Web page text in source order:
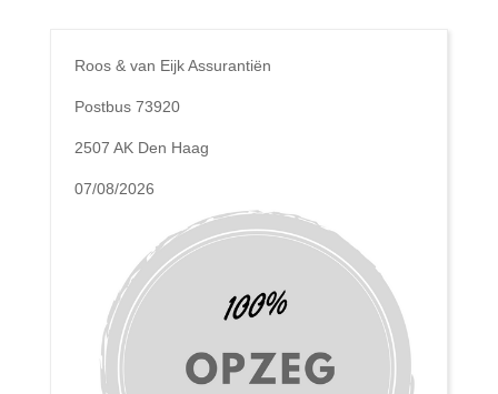
Roos & van Eijk Assurantiën
Postbus 73920
2507 AK Den Haag
07/08/2026